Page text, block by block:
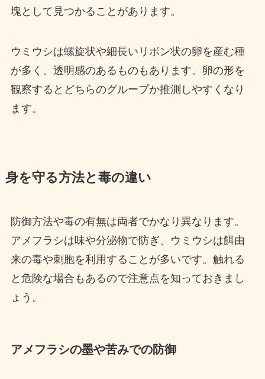
塊として見つかることがあります。
ウミウシは螺旋状や細長いリボン状の卵を産む種
が多く、透明感のあるものもあります。卵の形を
観察するとどちらのグループか推測しやすくなり
ます。
身を守る方法と毒の違い
防御方法や毒の有無は両者でかなり異なります。
アメフラシは味や分泌物で防ぎ、ウミウシは餌由
来の毒や刺胞を利用することが多いです。触れる
と危険な場合もあるので注意点を知っておきまし
ょう。
アメフラシの墨や苦みでの防御